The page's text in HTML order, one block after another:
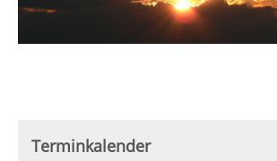
Terminkalender